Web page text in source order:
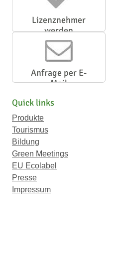
Lizenznehmer
werden
Anfrage per E-
Mail
Quick links
Produkte
Tourismus
Bildung
Green Meetings
EU Ecolabel
Presse
Impressum